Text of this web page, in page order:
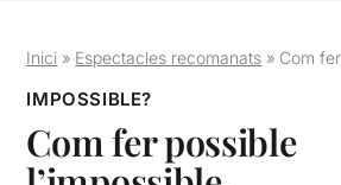
Inici » Espectacles recomanats » Com
IMPOSSIBLE?
Com fer possible